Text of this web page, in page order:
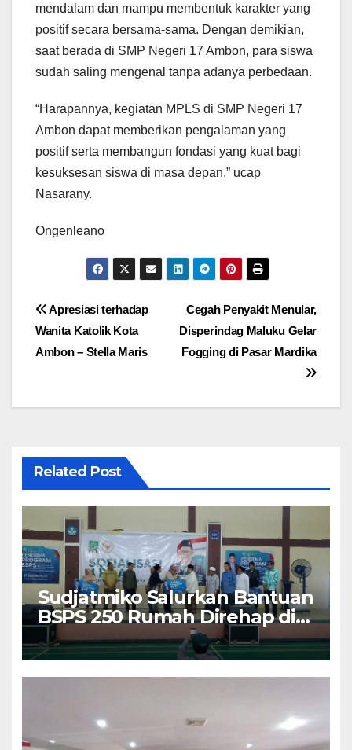
mendalam dan mampu membentuk karakter yang
positif secara bersama-sama. Dengan demikian,
saat berada di SMP Negeri 17 Ambon, para siswa
sudah saling mengenal tanpa adanya perbedaan.
“Harapannya, kegiatan MPLS di SMP Negeri 17
Ambon dapat memberikan pengalaman yang
positif serta membangun fondasi yang kuat bagi
kesuksesan siswa di masa depan,” ucap
Nasarany.
Ongenleano
Navigasi
pos
Cegah Penyakit Menular,
Disperindag Maluku Gelar
Fogging di Pasar Mardika
Apresiasi terhadap
Wanita Katolik Kota
Ambon – Stella Maris
Related Post
Sudjatmiko Salurkan Bantuan
BSPS 250 Rumah Direhap di
Depok